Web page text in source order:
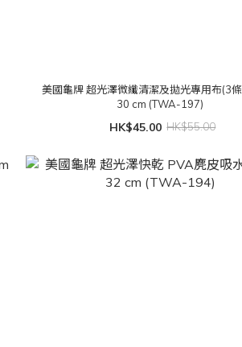
美國龜牌 超光澤微纖清潔及拋光專用布(3
30 cm (TWA-197)
HK$45.00 HK$55.00